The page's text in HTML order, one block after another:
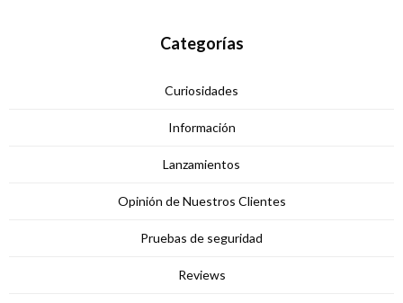
Categorías
Curiosidades
Información
Lanzamientos
Opinión de Nuestros Clientes
Pruebas de seguridad
Reviews